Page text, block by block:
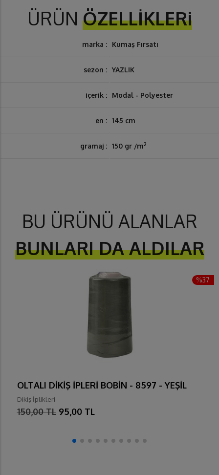
ÜRÜN ÖZELLİKLERi
marka : Kumaş Fırsatı
sezon : YAZLIK
içerik : Modal - Polyester
en : 145 cm
gramaj : 150 gr /m2
BU ÜRÜNÜ ALANLAR
BUNLARI DA ALDILAR
%37
OLTALI DİKİŞ İPLERİ BOBİN - 8597 - YEŞİL
Dikiş İplikleri
150,00 TL 95,00 TL